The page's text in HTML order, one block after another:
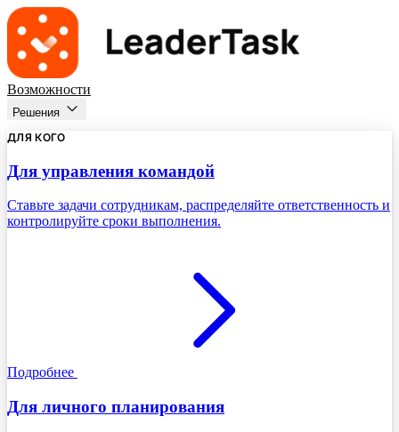
Возможности
Решения
ДЛЯ КОГО
Для управления командой
Ставьте задачи сотрудникам, распределяйте ответственность и
контролируйте сроки выполнения.
Подробнее
Для личного планирования